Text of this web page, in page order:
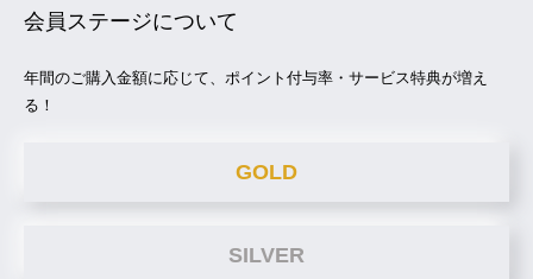
会員ステージについて
年間のご購入金額に応じて、ポイント付与率・サービス特典が増え
る！
GOLD
SILVER